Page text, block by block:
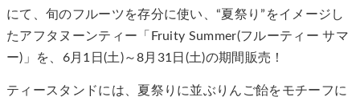
にて、旬のフルーツを存分に使い、“夏祭り”をイメージし
たアフタヌーンティー「Fruity Summer(フルーティー サマ
ー)」を、6月1日(土)～8月31日(土)の期間販売！
ティースタンドには、夏祭りに並ぶりんご飴をモチーフに